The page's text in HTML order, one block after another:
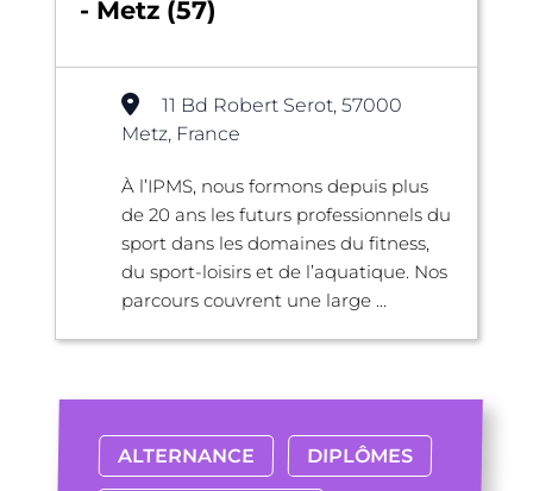
- Metz (57)
11 Bd Robert Serot, 57000
Metz, France
À l’IPMS, nous formons depuis plus
de 20 ans les futurs professionnels du
sport dans les domaines du fitness,
du sport-loisirs et de l’aquatique. Nos
parcours couvrent une large ...
ALTERNANCE DIPLÔMES